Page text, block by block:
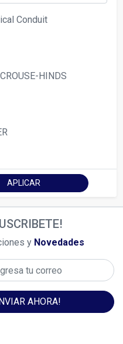
Conduit
HINDS
APLICAR
y Novedades
AHORA!